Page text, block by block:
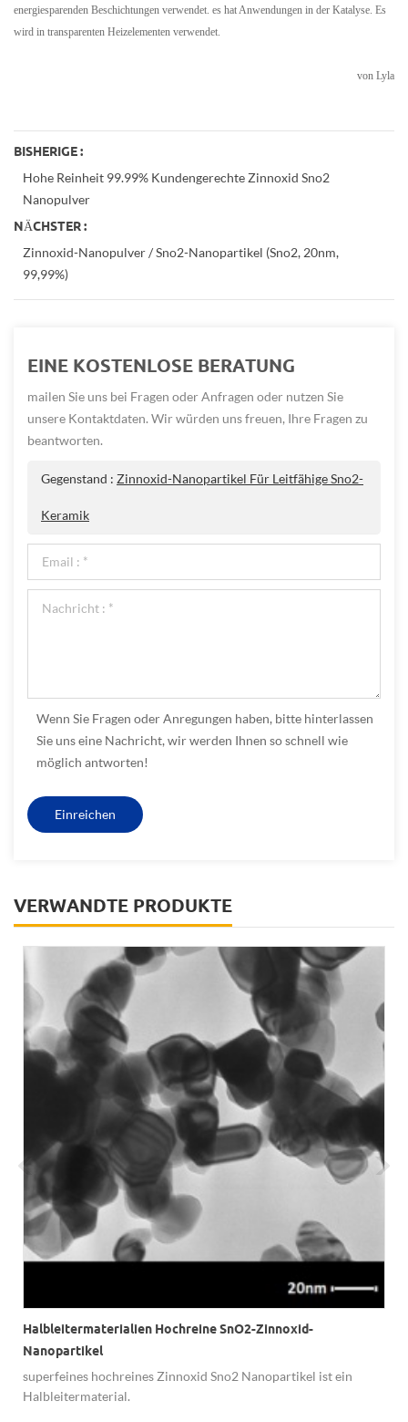
energiesparenden Beschichtungen verwendet. es hat Anwendungen in der Katalyse. Es
wird in transparenten Heizelementen verwendet.
von Lyla
BISHERIGE :
Hohe Reinheit 99.99% Kundengerechte Zinnoxid Sno2
Nanopulver
NÄCHSTER :
Zinnoxid-Nanopulver / Sno2-Nanopartikel (Sno2, 20nm,
99,99%)
EINE KOSTENLOSE BERATUNG
mailen Sie uns bei Fragen oder Anfragen oder nutzen Sie
unsere Kontaktdaten. Wir würden uns freuen, Ihre Fragen zu
beantworten.
Gegenstand : Zinnoxid-Nanopartikel Für Leitfähige Sno2-
Keramik
Wenn Sie Fragen oder Anregungen haben, bitte hinterlassen
Sie uns eine Nachricht, wir werden Ihnen so schnell wie
möglich antworten!
VERWANDTE PRODUKTE
Halbleitermaterialien Hochreine SnO2-Zinnoxid-
Nanopartikel
superfeines hochreines Zinnoxid Sno2 Nanopartikel ist ein
Halbleitermaterial.